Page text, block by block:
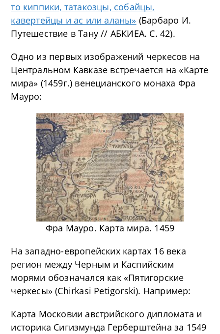
то киппики, татакозцы, собайцы,
кавертейцы и ас или аланы» (Барбаро И.
Путешествие в Тану // АБКИЕА. С. 42).
Одно из первых изображений черкесов на
Центральном Кавказе встречается на «Карте
мира» (1459г.) венецианского монаха Фра
Мауро:
Фра Мауро. Карта мира. 1459
На западно-европейских картах 16 века
регион между Черным и Каспийским
морями обозначался как «Пятигорские
черкесы» (Chirkasi Petigorski). Например:
Карта Московии австрийского дипломата и
историка Сигизмунда Герберштейна за 1549